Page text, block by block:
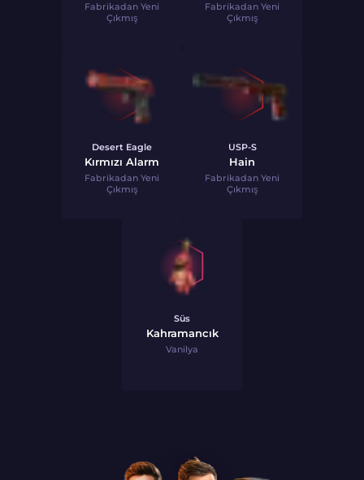
Fabrikadan Yeni
Çıkmış
Fabrikadan Yeni
Çıkmış
Desert Eagle
Kırmızı Alarm
Fabrikadan Yeni
Çıkmış
USP-S
Hain
Fabrikadan Yeni
Çıkmış
Süs
Kahramancık
Vanilya